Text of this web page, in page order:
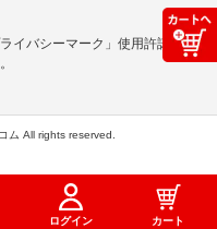
ログイン カート
イバシーマーク」使用許諾事
ム All rights reserved.